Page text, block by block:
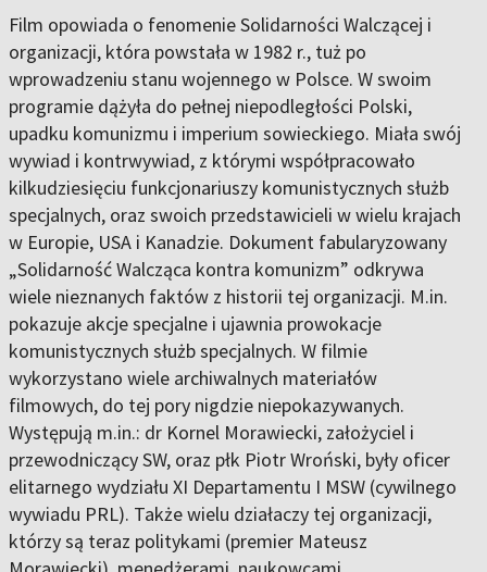
Film opowiada o fenomenie Solidarności Walczącej i
organizacji, która powstała w 1982 r., tuż po
wprowadzeniu stanu wojennego w Polsce. W swoim
programie dążyła do pełnej niepodległości Polski,
upadku komunizmu i imperium sowieckiego. Miała swój
wywiad i kontrwywiad, z którymi współpracowało
kilkudziesięciu funkcjonariuszy komunistycznych służb
specjalnych, oraz swoich przedstawicieli w wielu krajach
w Europie, USA i Kanadzie. Dokument fabularyzowany
„Solidarność Walcząca kontra komunizm” odkrywa
wiele nieznanych faktów z historii tej organizacji. M.in.
pokazuje akcje specjalne i ujawnia prowokacje
komunistycznych służb specjalnych. W filmie
wykorzystano wiele archiwalnych materiałów
filmowych, do tej pory nigdzie niepokazywanych.
Występują m.in.: dr Kornel Morawiecki, założyciel i
przewodniczący SW, oraz płk Piotr Wroński, były oficer
elitarnego wydziału XI Departamentu I MSW (cywilnego
wywiadu PRL). Także wielu działaczy tej organizacji,
którzy są teraz politykami (premier Mateusz